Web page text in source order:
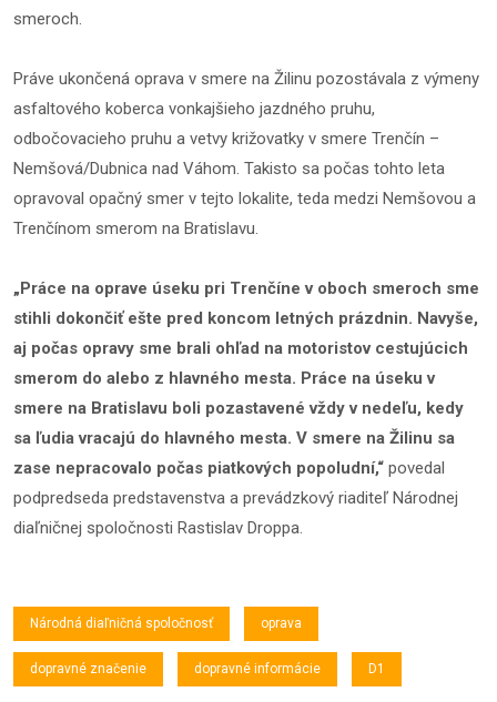
smeroch.
Práve ukončená oprava v smere na Žilinu pozostávala z výmeny
asfaltového koberca vonkajšieho jazdného pruhu,
odbočovacieho pruhu a vetvy križovatky v smere Trenčín –
Nemšová/Dubnica nad Váhom. Takisto sa počas tohto leta
opravoval opačný smer v tejto lokalite, teda medzi Nemšovou a
Trenčínom smerom na Bratislavu.
„Práce na oprave úseku pri Trenčíne v oboch smeroch sme
stihli dokončiť ešte pred koncom letných prázdnin. Navyše,
aj počas opravy sme brali ohľad na motoristov cestujúcich
smerom do alebo z hlavného mesta. Práce na úseku v
smere na Bratislavu boli pozastavené vždy v nedeľu, kedy
sa ľudia vracajú do hlavného mesta. V smere na Žilinu sa
zase nepracovalo počas piatkových popoludní,“ povedal
podpredseda predstavenstva a prevádzkový riaditeľ Národnej
diaľničnej spoločnosti Rastislav Droppa.
Národná diaľničná spoločnosť oprava
dopravné značenie dopravné informácie D1